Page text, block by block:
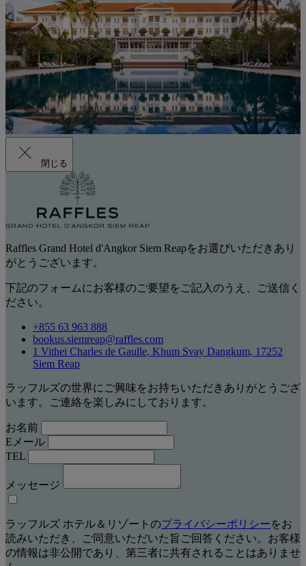
閉じる
Raffles Grand Hotel d'Angkor Siem Reapをお選びいただきあり
がとうございます。
下記のフォームにお客様のご要望をご記入のうえ、ご送信く
ださい。
+855 63 963 888
bookus.siemreap@raffles.com
1 Vithei Charles de Gaulle, Khum Svay Dangkum, 17252
Siem Reap
ラッフルズの世界にご興味をお持ちいただきありがとうござ
います。ご連絡を楽しみにしております。
お名前
Eメール
TEL
メッセージ
ラッフルズ ホテル＆リゾートのプライバシーポリシーをお
読みいただき、ご同意いただいた旨ご回答ください。お客様
の情報は非公開であり、第三者に共有されることはありませ